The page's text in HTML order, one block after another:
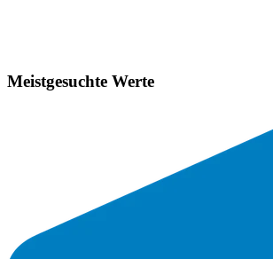
Meistgesuchte Werte